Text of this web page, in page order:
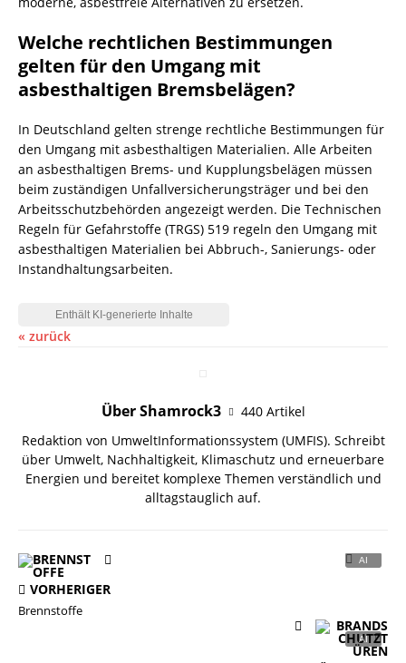
Welche rechtlichen Bestimmungen
gelten für den Umgang mit
asbesthaltigen Bremsbelägen?
In Deutschland gelten strenge rechtliche Bestimmungen für
den Umgang mit asbesthaltigen Materialien. Alle Arbeiten
an asbesthaltigen Brems- und Kupplungsbelägen müssen
beim zuständigen Unfallversicherungsträger und bei den
Arbeitsschutzbehörden angezeigt werden. Die Technischen
Regeln für Gefahrstoffe (TRGS) 519 regeln den Umgang mit
asbesthaltigen Materialien bei Abbruch-, Sanierungs- oder
Instandhaltungsarbeiten.
« zurück
Über Shamrock3
440 Artikel
Redaktion von UmweltInformationssystem (UMFIS). Schreibt
über Umwelt, Nachhaltigkeit, Klimaschutz und erneuerbare
Energien und bereitet komplexe Themen verständlich und
alltagstauglich auf.
VORHERIGER
Brennstoffe